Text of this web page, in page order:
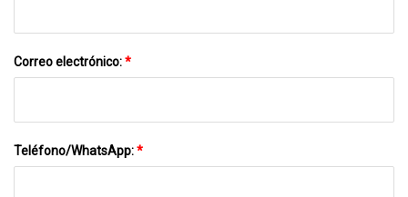
Correo electrónico:*
Teléfono/WhatsApp:*